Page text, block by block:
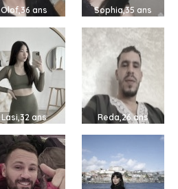
Olof,36 ans Sophia,35 ans
Lasi,32 ans Reda,26 ans